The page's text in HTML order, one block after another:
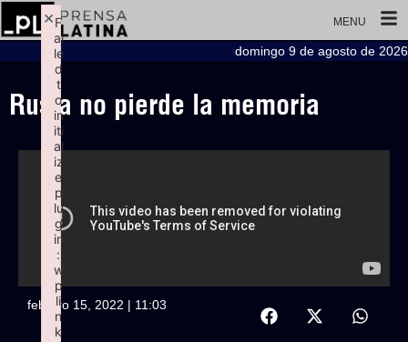
MENU
domingo 9 de agosto de 2026
Rusia no pierde la memoria
febrero 15, 2022 | 11:03
F
ai
le
d
t
o
in
iti
al
iz
e
p
lu
g
in
:
w
p
li
n
k
×